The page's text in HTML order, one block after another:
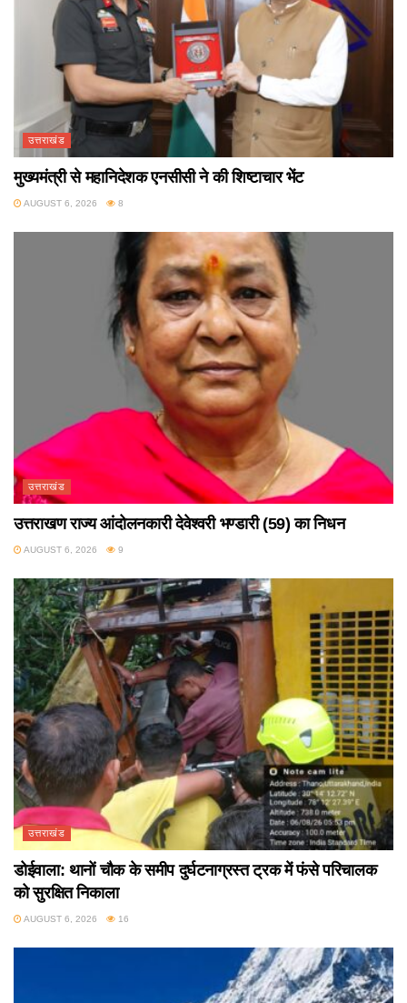
उत्तराखंड
मुख्यमंत्री से महानिदेशक एनसीसी ने की शिष्टाचार भेंट
AUGUST 6, 2026 8
उत्तराखंड
उत्तराखण राज्य आंदोलनकारी देवेश्वरी भण्डारी (59) का निधन
AUGUST 6, 2026 9
उत्तराखंड
डोईवाला: थानों चौक के समीप दुर्घटनाग्रस्त ट्रक में फंसे परिचालक
को सुरक्षित निकाला
AUGUST 6, 2026 16